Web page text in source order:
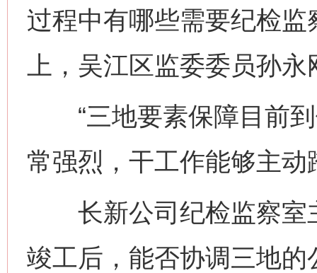
过程中有哪些需要纪检监
上，吴江区监委委员孙
“三地要素保障目前到
常强烈，干工作能够主动
长新公司纪检监察室
竣工后，能否协调三地